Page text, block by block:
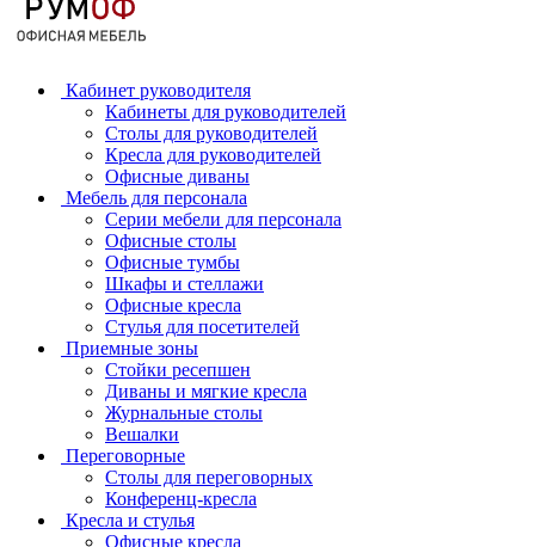
Кабинет руководителя
Кабинеты для руководителей
Столы для руководителей
Кресла для руководителей
Офисные диваны
Мебель для персонала
Серии мебели для персонала
Офисные столы
Офисные тумбы
Шкафы и стеллажи
Офисные кресла
Стулья для посетителей
Приемные зоны
Стойки ресепшен
Диваны и мягкие кресла
Журнальные столы
Вешалки
Переговорные
Столы для переговорных
Конференц-кресла
Кресла и стулья
Офисные кресла